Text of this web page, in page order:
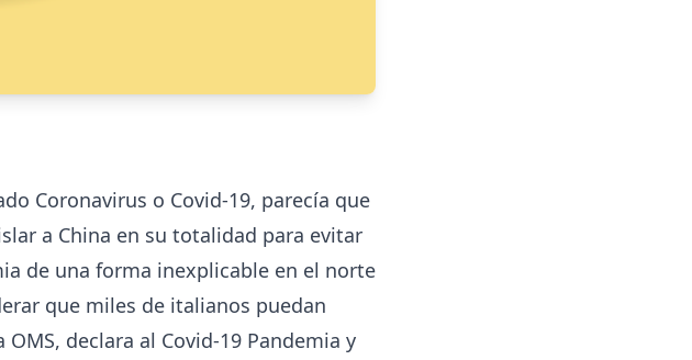
Coronavirus o Covid-19, parecía que
a China en su totalidad para evitar
de una forma inexplicable en el norte
que miles de italianos puedan
declara al Covid-19 Pandemia y